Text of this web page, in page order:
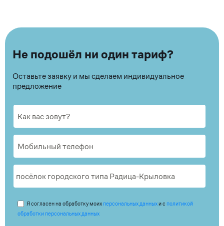
Не подошёл ни один тариф?
Оставьте заявку и мы сделаем индивидуальное
предложение
Я согласен на обработку моих персональных данныхи с политикой
обработки персональных данных